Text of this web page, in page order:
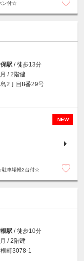
ン付☆
駅 / 徒歩13分
/ 2階建
2丁目8番29号
NEW
車場軽2台付☆
駅 / 徒歩10分
/ 2階建
町3078-1